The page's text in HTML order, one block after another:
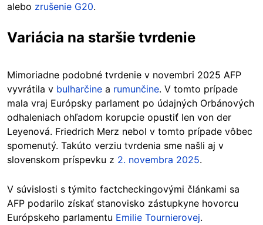
alebo zrušenie G20.
Variácia na staršie tvrdenie
Mimoriadne podobné tvrdenie v novembri 2025 AFP
vyvrátila v bulharčine a rumunčine. V tomto prípade
mala vraj Európsky parlament po údajných Orbánových
odhaleniach ohľadom korupcie opustiť len von der
Leyenová. Friedrich Merz nebol v tomto prípade vôbec
spomenutý. Takúto verziu tvrdenia sme našli aj v
slovenskom príspevku z 2. novembra 2025.
V súvislosti s týmito factcheckingovými článkami sa
AFP podarilo získať stanovisko zástupkyne hovorcu
Európskeho parlamentu Emilie Tournierovej.